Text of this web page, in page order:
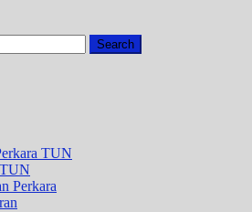
TUN
Perkara